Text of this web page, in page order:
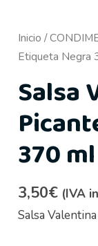
Inicio /
Etiqueta Negra
Salsa
370 ml
3,50€ (IVA
Salsa